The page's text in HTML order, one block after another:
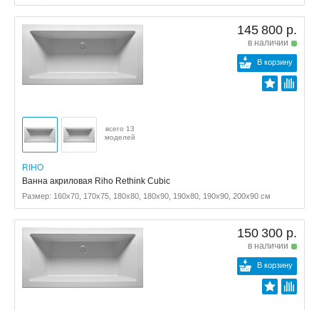
145 800 р.
в наличии
В корзину
всего 13
моделей
RIHO
Ванна акриловая Riho Rethink Cubic
Размер: 160x70, 170x75, 180x80, 180x90, 190x80, 190x90, 200x90 см
150 300 р.
в наличии
В корзину